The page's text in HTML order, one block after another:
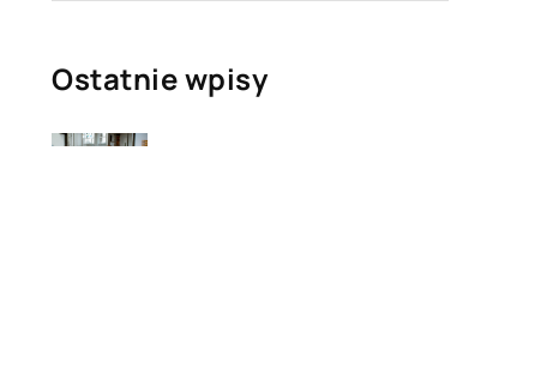
Ostatnie wpisy